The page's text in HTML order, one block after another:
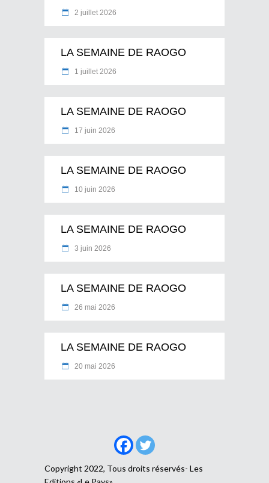
2 juillet 2026
LA SEMAINE DE RAOGO
1 juillet 2026
LA SEMAINE DE RAOGO
17 juin 2026
LA SEMAINE DE RAOGO
10 juin 2026
LA SEMAINE DE RAOGO
3 juin 2026
LA SEMAINE DE RAOGO
26 mai 2026
LA SEMAINE DE RAOGO
20 mai 2026
Copyright 2022, Tous droits réservés- Les